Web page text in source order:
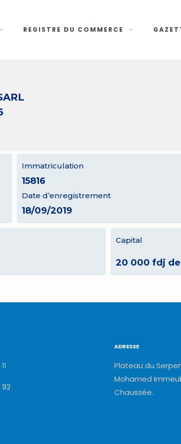
REGISTRE DU COMMERCE
Immatriculation
15816
Date d’enregistrement
18/09/2019
Capital
20 000 fdj de
92
ADRESSE
Plateau du
Mohamed
Chaussée.